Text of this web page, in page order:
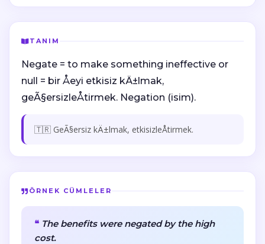
TANIM
Negate = to make something ineffective or
null = bir Åeyi etkisiz kÄ±lmak,
geÃ§ersizleÅtirmek. Negation (isim).
🇹🇷 GeÃ§ersiz kÄ±lmak, etkisizleÅtirmek.
ÖRNEK CÜMLELER
The benefits were negated by the high
cost.